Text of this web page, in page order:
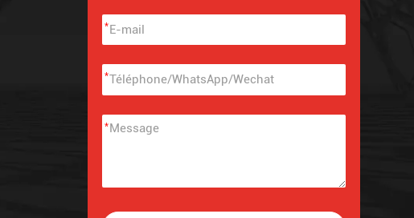
*
*
*